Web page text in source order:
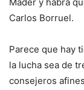
Carlos Borruel.
Parece que hay
la lucha sea de
consejeros